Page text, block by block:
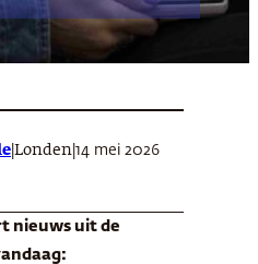
Londen 14 mei 2026
nieuws uit de